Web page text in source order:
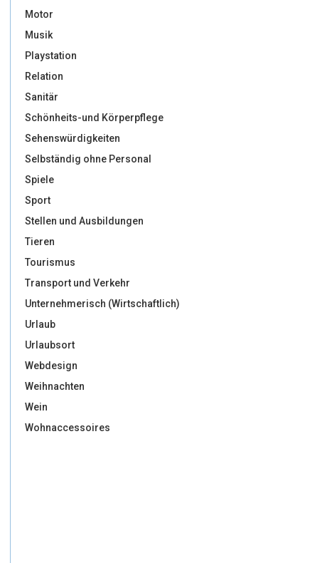
Motor
Musik
Playstation
Relation
Sanitär
Schönheits-und Körperpflege
Sehenswürdigkeiten
Selbständig ohne Personal
Spiele
Sport
Stellen und Ausbildungen
Tieren
Tourismus
Transport und Verkehr
Unternehmerisch (Wirtschaftlich)
Urlaub
Urlaubsort
Webdesign
Weihnachten
Wein
Wohnaccessoires